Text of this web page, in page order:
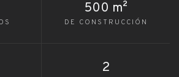
500 m²
DE CONSTRUCCIÓN
2